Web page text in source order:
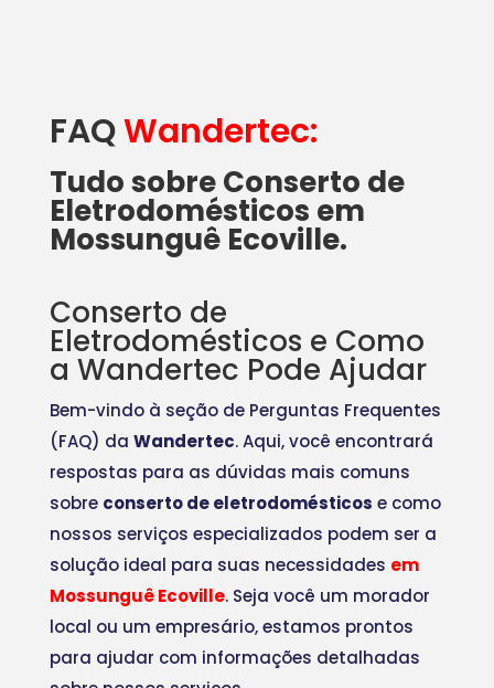
FAQWandertec:
Tudo sobre Conserto de
Eletrodomésticos em
Mossunguê Ecoville.
Conserto de
Eletrodomésticos e Como
a Wandertec Pode Ajudar
Bem-vindo à seção de Perguntas Frequentes
(FAQ) da Wandertec. Aqui, você encontrará
respostas para as dúvidas mais comuns
sobre conserto de eletrodomésticos e como
nossos serviços especializados podem ser a
solução ideal para suas necessidades em
Mossunguê Ecoville. Seja você um morador
local ou um empresário, estamos prontos
para ajudar com informações detalhadas